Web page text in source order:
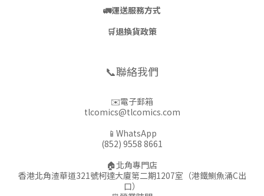
🚛運送服務方式
🛒退換貨政策
📞聯絡我們
✉️電子郵箱
tlcomics@tlcomics.com
📱WhatsApp
(852) 9558 8661
🏠北角專門店
香港北角渣華道321號柯達大廈第二期1207室（港鐵鰂魚涌C出
口）